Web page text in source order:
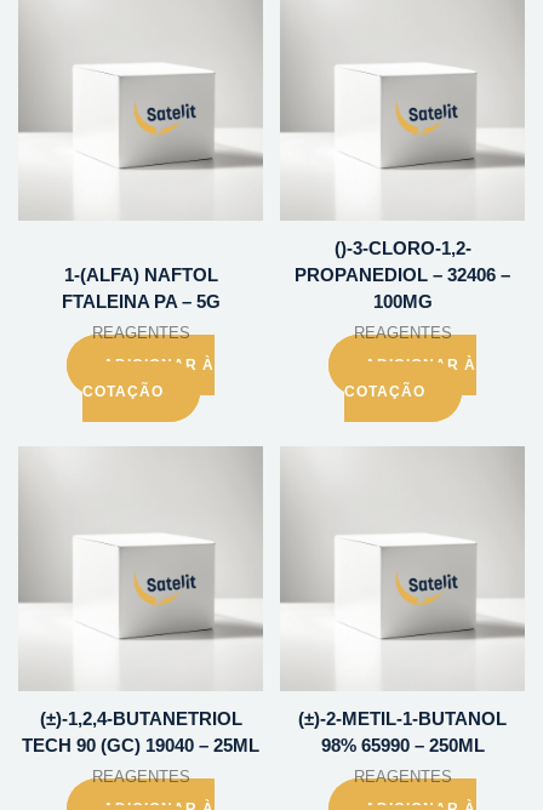
1-(ALFA) NAFTOL
FTALEINA PA – 5G
REAGENTES
ADICIONAR À
COTAÇÃO
()-3-CLORO-1,2-
PROPANEDIOL – 32406 –
100MG
REAGENTES
ADICIONAR À
COTAÇÃO
(±)-1,2,4-BUTANETRIOL
TECH 90 (GC) 19040 – 25ML
REAGENTES
(±)-2-METIL-1-BUTANOL
98% 65990 – 250ML
REAGENTES